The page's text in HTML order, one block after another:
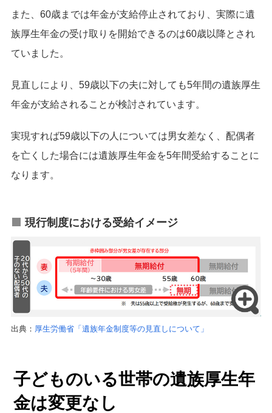
また、60歳までは年金が支給停止されており、実際に遺
族厚生年金の受け取りを開始できるのは60歳以降とされ
ていました。
見直しにより、59歳以下の夫に対しても5年間の遺族厚生
年金が支給されることが検討されています。
実現すれば59歳以下の人については男女差なく、配偶者
を亡くした場合には遺族厚生年金を5年間受給することに
なります。
現行制度における受給イメージ
出典： 厚生労働省「遺族年金制度等の見直しについて」
子どものいる世帯の遺族厚生年
金は変更なし